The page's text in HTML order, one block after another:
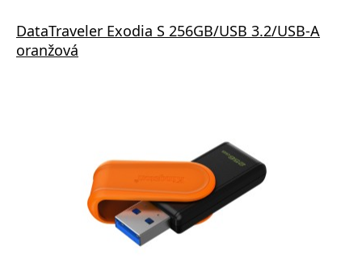
DataTraveler Exodia S 256GB/USB 3.2/USB-A
oranžová